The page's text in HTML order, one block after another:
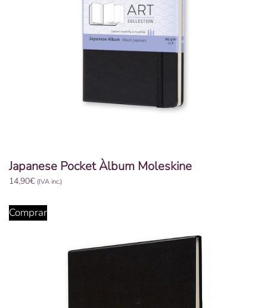
Japanese Pocket Àlbum Moleskine
14,90€ (IVA inc.)
Comprar